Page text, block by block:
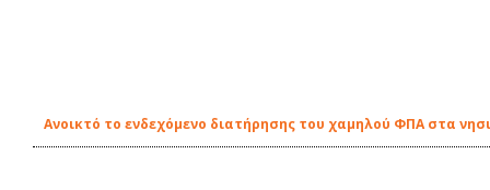
Ανοικτό το ενδεχόμενο διατήρησης του χαμηλού ΦΠΑ στα